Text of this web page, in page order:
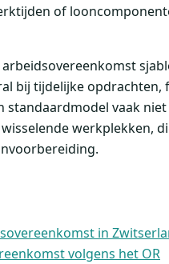
of
bij tijdelijke opdrachten,
vaak
werkplekken,
in
volgens het OR